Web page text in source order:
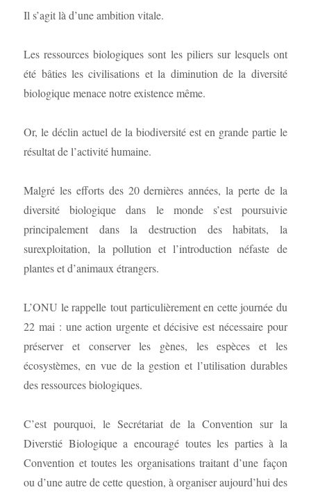
Il s’agit là d’une ambition vitale.
Les ressources biologiques sont les piliers sur lesquels ont
été bâties les civilisations et la diminution de la diversité
biologique menace notre existence même.
Or, le déclin actuel de la biodiversité est en grande partie le
résultat de l’activité humaine.
Malgré les efforts des 20 dernières années, la perte de la
diversité biologique dans le monde s’est poursuivie
principalement dans la destruction des habitats, la
surexploitation, la pollution et l’introduction néfaste de
plantes et d’animaux étrangers.
L’ONU le rappelle tout particulièrement en cette journée du
22 mai : une action urgente et décisive est nécessaire pour
préserver et conserver les gènes, les espèces et les
écosystèmes, en vue de la gestion et l’utilisation durables
des ressources biologiques.
C’est pourquoi, le Secrétariat de la Convention sur la
Diverstié Biologique a encouragé toutes les parties à la
Convention et toutes les organisations traitant d’une façon
ou d’une autre de cette question, à organiser aujourd’hui des